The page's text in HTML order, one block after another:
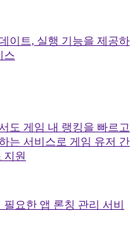
이트, 실행 기능을 제공하
스
도 게임 내 랭킹을 빠르고
는 서비스로 게임 유저 간
지원
요한 앱 론칭 관리 서비